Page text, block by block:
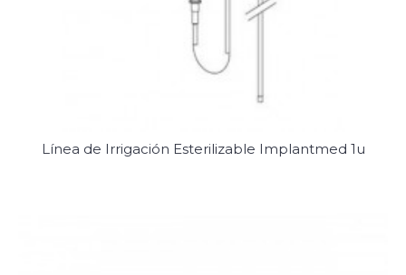
Línea de Irrigación Esterilizable Implantmed 1u